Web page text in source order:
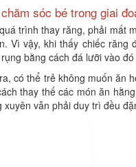
sóc bé trong giai
trình thay răng, phải mất
Vì vậy, khi thấy chiếc răng
bằng cách đá lưỡi vào đó
có thể trẻ không muốn ăn
thay thế các món ăn
xuyên vẫn phải duy trì đều